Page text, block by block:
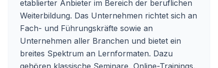
etablierter Anbieter im Bereich der beruflichen
Weiterbildung. Das Unternehmen richtet sich an
Fach- und Führungskräfte sowie an
Unternehmen aller Branchen und bietet ein
breites Spektrum an Lernformaten. Dazu
gehören klassische Seminare, Online-Trainings,